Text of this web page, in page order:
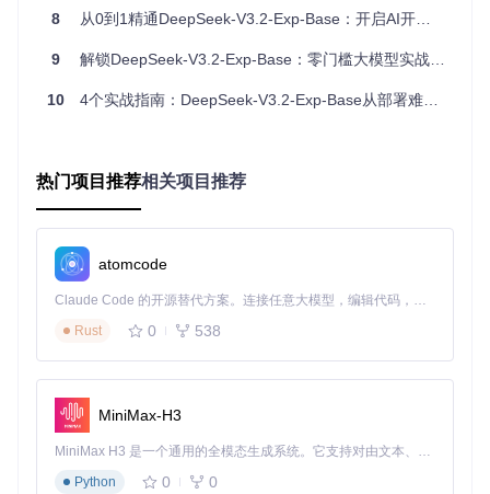
通过以下简单的代码，你可以快速实现DeepSeek-V3.2的文本
from transformers import AutoTokenizer,
inputs = tokenizer( "你好，我是"
outputs = model.generate(**inputs, max_new_tokens=
], skip_special_tokens=
注意事项：首次运行时，模型会自动下载，这可能需要一
些时间，具体取决于你的网络速度。
案例：生成个性化学习计划
化的学习计划。她使用上述代码，输入"帮我制定一份Python
学习计划"，很快就得到了一份详细的每周学习安排。
探索多样化应用场景：释放AI助手潜能
8 从0到1精通DeepSeek-V3.2-Exp-Base：开启AI开发的极简之旅
9 解锁DeepSeek-V3.2-Exp-Base：零门槛大模型实战入门指南
10 4个实战指南：DeepSeek-V3.2-Exp-Base从部署难题到效能飞跃的落地攻略
热门项目推荐相关项目推荐
atomcode
Claude Code 的开源替代方案。连接任意大模型，编辑代码，运行命令，自动验证 — 全自动执行。用 Rust 构建，极致性能。 ｜ An open-source alternative to Claude Code. Connect any LLM, edit code, run commands, and verify changes — autonomously. Built in Rust for speed. Get Started
Rust
0 538
MiniMax-H3
MiniMax H3 是一个通用的全模态生成系统。它支持对由文本、图像、视频和音频组成的多模态上下文进行统一理解，并能生成分辨率高达 2K、时长可达 15 秒的带原生立体声音频的视频。得益于面向任务泛化的系统设计，H3 在预训练阶段就已具备广泛的多模态上下文理解与生成能力，能够出色地执行复杂的多模态指令。
Python
0 0